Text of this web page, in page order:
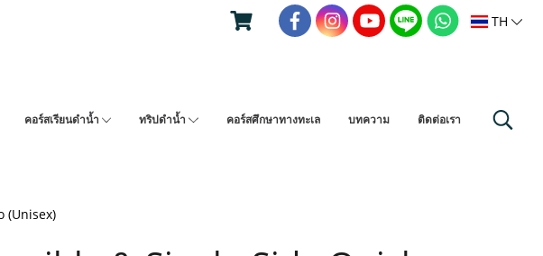
TH
คอร์สเรียนดำน้ำ ทริปดำน้ำ คอร์สศึกษาทางทะเล บทความ ติดต่อเรา
(Unisex)